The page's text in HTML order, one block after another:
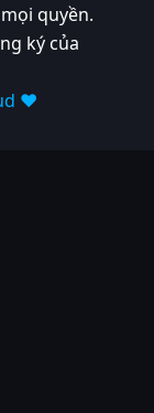
quyền.
ký của
❤️